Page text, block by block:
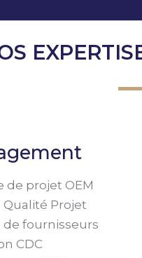
de projet OEM
Qualité Projet
de fournisseurs
CDC